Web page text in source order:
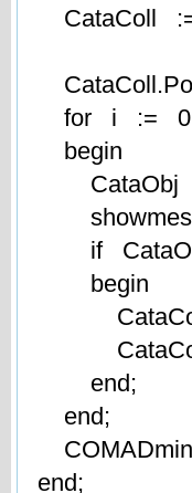
CataColl :=
for i := 0
begin
CataObj :=
if
begin
end;
end;
end;